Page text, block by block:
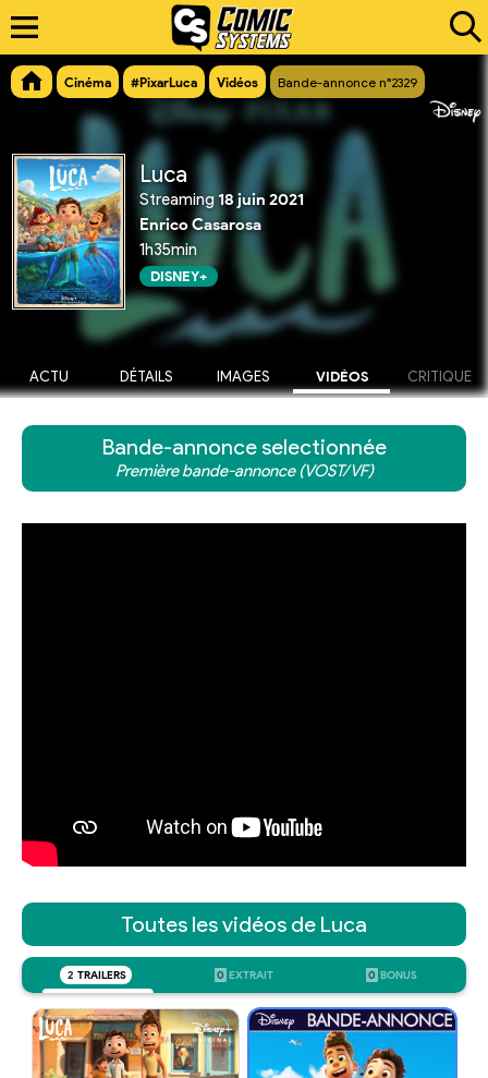
Cinéma #PixarLuca Vidéos Bande-annonce n°2329
Luca
Streaming 18 juin 2021
Enrico Casarosa
1h35min
DISNEY+
ACTU DÉTAILS IMAGES VIDÉOS CRITIQUE
Bande-annonce selectionnée
Première bande-annonce (VOST/VF)
Toutes les vidéos de Luca
2 TRAILERS 0 EXTRAIT 0 BONUS